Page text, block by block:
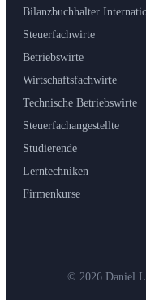
Bilanzbuchhalter
Steuerfachwirte
Betriebswirte
Wirtschaftsfachwirte
Technische Betriebswirte
Steuerfachangestellte
Studierende
Lerntechniken
Firmenkurse
© 2026 Daniel